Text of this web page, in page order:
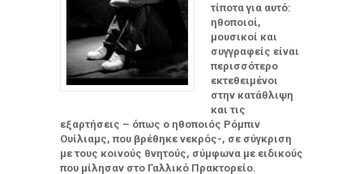
τίποτα για αυτό:
ηθοποιοί,
μουσικοί και
συγγραφείς είναι
περισσότερο
εκτεθειμένοι
στην κατάθλιψη
και τις
εξαρτήσεις – όπως ο ηθοποιός Ρόμπιν
Ουίλιαμς, που βρέθηκε νεκρός-, σε σύγκριση
με τους κοινούς θνητούς, σύμφωνα με ειδικούς
που μίλησαν στο Γαλλικό Πρακτορείο.